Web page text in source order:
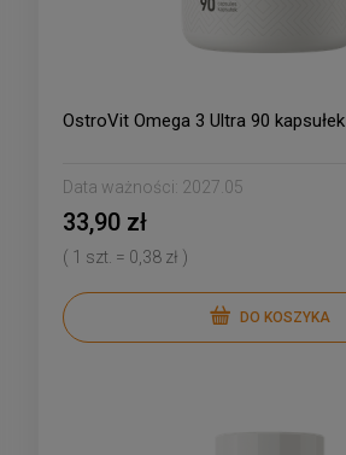
OstroVit Omega 3 Ultra 90 kapsułek
Data ważności: 2027.05
33,90 zł
( 1 szt. = 0,38 zł )
DO KOSZYKA